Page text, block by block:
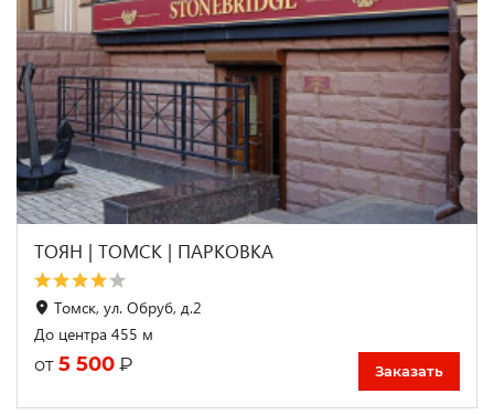
ТОЯН | ТОМСК | ПАРКОВКА
Томск, ул. Обруб, д.2
До центра 455 м
от 5 500 ₽ Заказать